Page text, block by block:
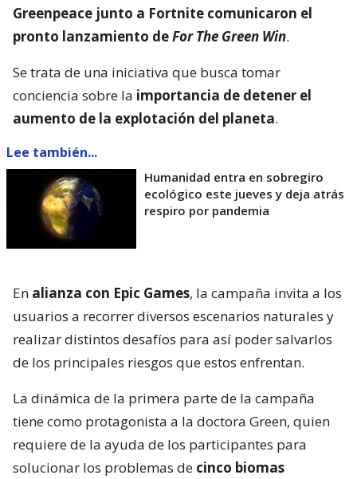
Greenpeace junto a Fortnite comunicaron el
pronto lanzamiento deFor The Green Win.
Se trata de una iniciativa que busca tomar
conciencia sobre la importancia de detener el
aumento de la explotación del planeta.
Lee también...
Humanidad entra en sobregiro
ecológico este jueves y deja atrás
respiro por pandemia
En alianza con Epic Games, la campaña invita a los
usuarios a recorrer diversos escenarios naturales y
realizar distintos desafíos para así poder salvarlos
de los principales riesgos que estos enfrentan.
La dinámica de la primera parte de la campaña
tiene como protagonista a la doctora Green, quien
requiere de la ayuda de los participantes para
solucionar los problemas de cinco biomas